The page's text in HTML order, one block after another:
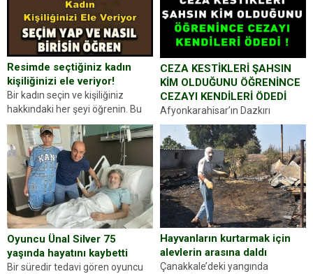
Resimde seçtiğiniz kadın
kişiliğinizi ele veriyor!
Bir kadın seçin ve kişiliğiniz
hakkındaki her şeyi öğrenin. Bu
kez karşınıza oldukça farklı bir
kişilik testiyle çıkıyoruz. Resimde
gördüğünüz kadın figürlerinden
dikkatinizi en...
CEZA KESTİKLERİ ŞAHSIN
KİM OLDUĞUNU ÖĞRENİNCE
CEZAYI KENDİLERİ ÖDEDİ
Afyonkarahisar’ın Dazkırı
ilçesinde trafik uygulaması
yapan jandarma ekipleri
durdurdukları bir otomobilin
sürücüsünden ehliyet ve ruhsat
sorup belgelerini istedi. Sürücü
Abdurrahman Ö.nün verdiği
evraklarda eksik olduğunu...
Oyuncu Ünal Silver 75
yaşında hayatını kaybetti
Bir süredir tedavi gören oyuncu
Hayvanların kurtarmak için
alevlerin arasına daldı
Çanakkale’deki yangında